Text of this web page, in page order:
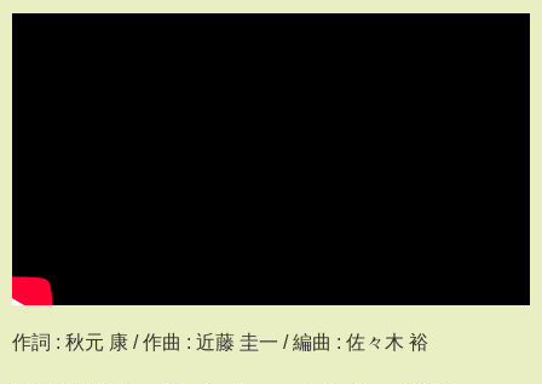
作詞 : 秋元 康 / 作曲 : 近藤 圭一 / 編曲 : 佐々木 裕